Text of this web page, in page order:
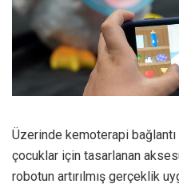
Üzerinde kemoterapi
çocuklar için tasarlanan
robotun artırılmış gerçeklik